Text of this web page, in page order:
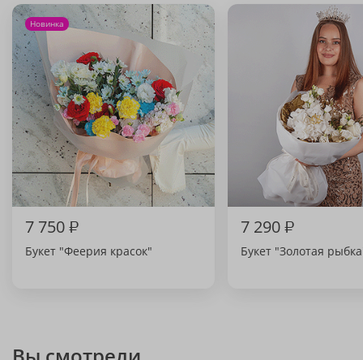
Новинка
7 750₽
Букет "Феерия красок"
7 290₽
Букет "Золотая